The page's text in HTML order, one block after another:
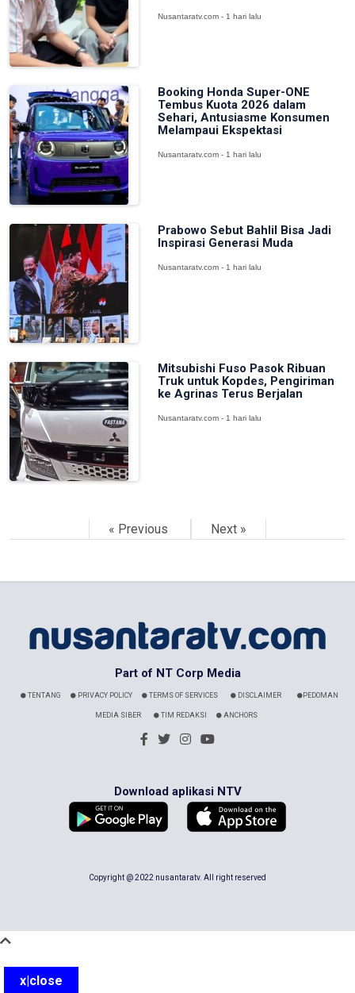
Nusantaratv.com - 1 hari lalu
Booking Honda Super-ONE
Tembus Kuota 2026 dalam
Sehari, Antusiasme Konsumen
Melampaui Ekspektasi
Nusantaratv.com - 1 hari lalu
Prabowo Sebut Bahlil Bisa Jadi
Inspirasi Generasi Muda
Nusantaratv.com - 1 hari lalu
Mitsubishi Fuso Pasok Ribuan
Truk untuk Kopdes, Pengiriman
ke Agrinas Terus Berjalan
Nusantaratv.com - 1 hari lalu
« Previous Next »
Part of NT Corp Media
TENTANG PRIVACY POLICY TERMS OF SERVICES DISCLAIMER PEDOMAN
MEDIA SIBER TIM REDAKSI ANCHORS
Download aplikasi NTV
Copyright @ 2022 nusantaratv. All right reserved
x|close